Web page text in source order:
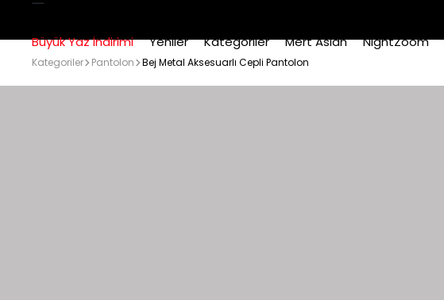
Büyük Yaz İndirimi Yeniler Kategoriler Mert Aslan NightZoom
Kategoriler Pantolon Bej Metal Aksesuarlı Cepli Pantolon